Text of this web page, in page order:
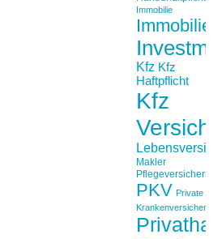
Immobilie
Kfz Kfz
Haftpflicht
Kfz
Makler
Pflegeversicherung
PKV Private
Krankenversicherung